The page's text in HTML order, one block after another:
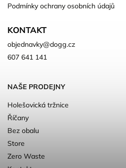
Podmínky ochrany osobních údajů
KONTAKT
objednavky@dogg.cz
607 641 141
NAŠE PRODEJNY
Holešovická tržnice
Říčany
Bez obalu
Store
Zero Waste